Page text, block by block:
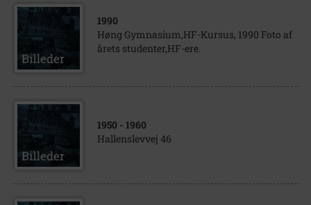
1990
Høng Gymnasium,HF-Kursus, 1990 Foto af
årets studenter,HF-ere.
1950 - 1960
Hallenslevvej 46